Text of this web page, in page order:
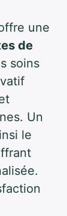
une
de
soins
Un
le